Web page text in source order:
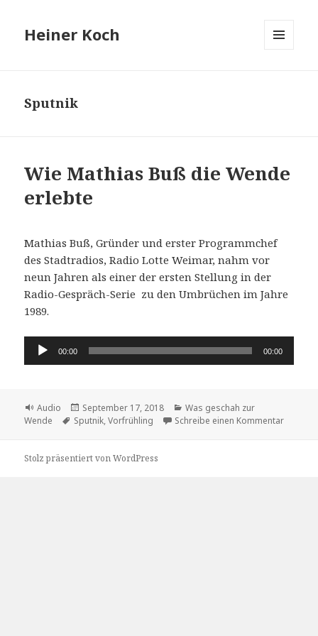
Heiner Koch
Sputnik
Wie Mathias Buß die Wende
erlebte
Mathias Buß, Gründer und erster Programmchef
des Stadtradios, Radio Lotte Weimar, nahm vor
neun Jahren als einer der ersten Stellung in der
Radio-Gespräch-Serie zu den Umbrüchen im Jahre
1989.
Audio-
00:00 00:00
Format
Audio
Veröffentlicht
am
September 17, 2018 Kategorien
Was geschah zur
Wende
Schlagwörter
Sputnik,Vorfrühling Schreibe einen Kommentarzu Wie
Stolz präsentiert von WordPress